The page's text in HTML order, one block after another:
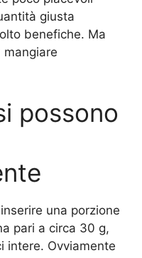
giusta
benefiche. Ma
possono
una porzione
pari a circa 30 g,
intere. Ovviamente